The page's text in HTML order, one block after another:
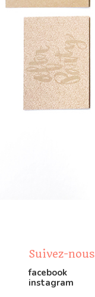
Suivez-nous
facebook
instagram